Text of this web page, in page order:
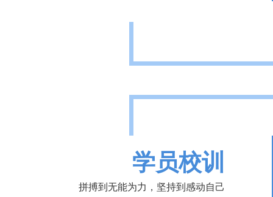
学员校训
拼搏到无能为力，坚持到感动自己